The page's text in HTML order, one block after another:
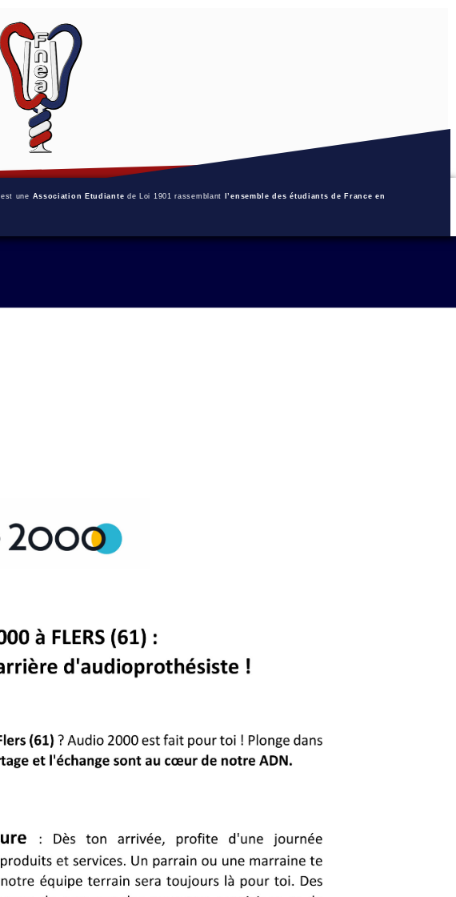
est une Association Etudiante de Loi 1901 rassemblant l’ensemble des étudiants de France en